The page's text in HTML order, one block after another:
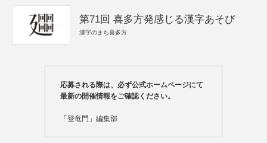
第71回 喜多方発感じる漢字あそび
漢字のまち喜多方
応募される際は、必ず公式ホームページにて
最新の開催情報をご確認ください。
「登竜門」編集部